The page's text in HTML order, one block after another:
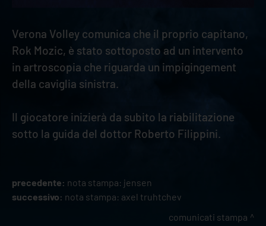
Verona Volley comunica che il proprio capitano,
Rok Mozic, è stato sottoposto ad un intervento
in artroscopia che riguarda un impigingement
della caviglia sinistra.
Il giocatore inizierà da subito la riabilitazione
sotto la guida del dottor Roberto Filippini.
precedente: nota stampa: jensen
successivo: nota stampa: axel truhtchev
comunicati stampa